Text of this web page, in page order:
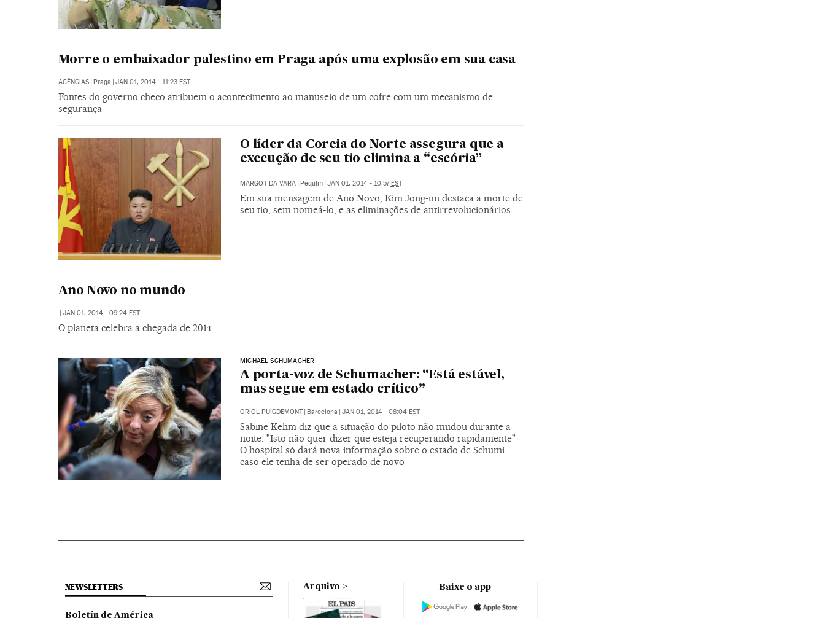
Morre o embaixador palestino em Praga após uma explosão em sua casa
AGÊNCIAS | Praga | JAN 01, 2014 - 11:23 EST
Fontes do governo checo atribuem o acontecimento ao manuseio de um cofre com um mecanismo de
segurança
O líder da Coreia do Norte assegura que a
execução de seu tio elimina a “escória”
MARGOT DA VARA | Pequim | JAN 01, 2014 - 10:57EST
Em sua mensagem de Ano Novo, Kim Jong-un destaca a morte de
seu tio, sem nomeá-lo, e as eliminações de antirrevolucionários
Ano Novo no mundo
JAN 01, 2014 - 09:24 EST
O planeta celebra a chegada de 2014
MICHAEL SCHUMACHER
A porta-voz de Schumacher: “Está estável,
mas segue em estado crítico”
ORIOL PUIGDEMONT Barcelona JAN 01, 2014 - 08:04 EST
Sabine Kehm diz que a situação do piloto não mudou durante a
noite: "Isto não quer dizer que esteja recuperando rapidamente"
O hospital só dará nova informação sobre o estado de Schumi
caso ele tenha de ser operado de novo
NEWSLETTERS
Boletín de América
Arquivo Baixe o app